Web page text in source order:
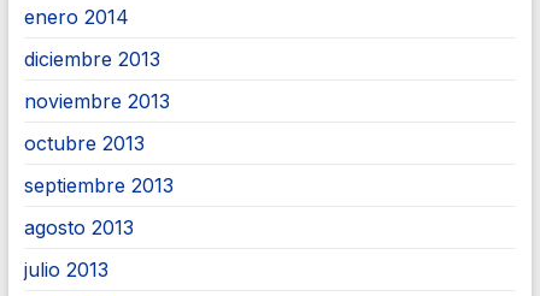
enero 2014
diciembre 2013
noviembre 2013
octubre 2013
septiembre 2013
agosto 2013
julio 2013